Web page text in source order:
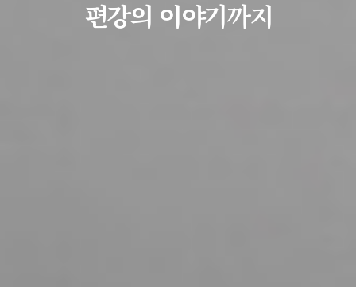
편강의 이야기까지